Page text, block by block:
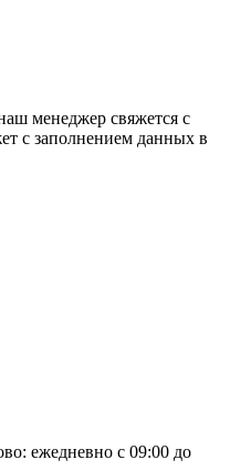
менеджер свяжется с
с заполнением данных в
ежедневно с 09:00 до